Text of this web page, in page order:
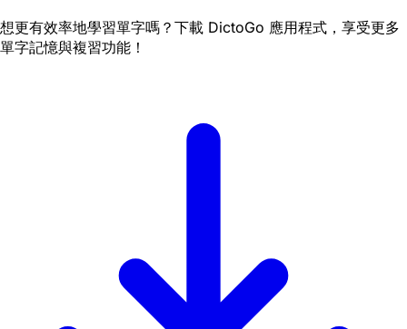
想更有效率地學習單字嗎？下載 DictoGo 應用程式，享受更多
單字記憶與複習功能！